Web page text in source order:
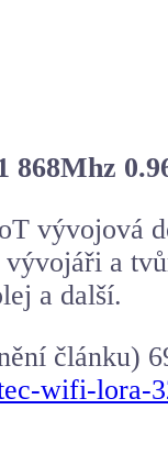
868Mhz
vývojová
a
a další.
článku)
wifi-lora-